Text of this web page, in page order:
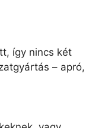
így nincs két
– apró,